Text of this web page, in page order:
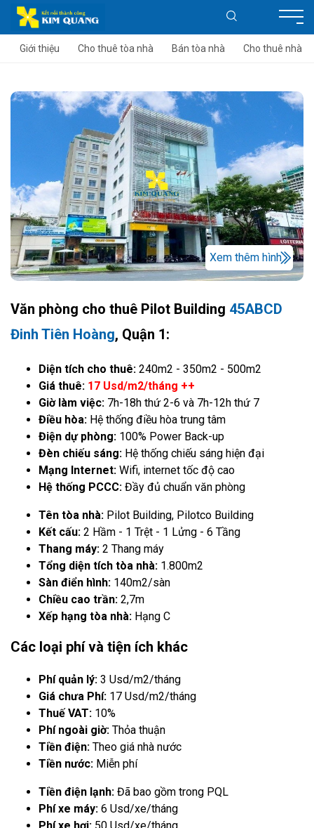
Giới thiệu Cho thuê tòa nhà Bán tòa nhà Cho thuê nhà
Xem thêm hình
Văn phòng cho thuê Pilot Building 45ABCD
Đinh Tiên Hoàng, Quận 1:
Diện tích cho thuê: 240m2 - 350m2 - 500m2
Giá thuê: 17 Usd/m2/tháng ++
Giờ làm việc: 7h-18h thứ 2-6 và 7h-12h thứ 7
Điều hòa: Hệ thống điều hòa trung tâm
Điện dự phòng: 100% Power Back-up
Đèn chiếu sáng: Hệ thống chiếu sáng hiện đại
Mạng Internet: Wifi, internet tốc độ cao
Hệ thống PCCC: Đầy đủ chuẩn văn phòng
Tên tòa nhà: Pilot Building, Pilotco Building
Kết cấu: 2 Hầm - 1 Trệt - 1 Lửng - 6 Tầng
Thang máy: 2 Thang máy
Tổng diện tích tòa nhà: 1.800m2
Sàn điển hình: 140m2/sàn
Chiều cao trần: 2,7m
Xếp hạng tòa nhà: Hạng C
Các loại phí và tiện ích khác
Phí quản lý: 3 Usd/m2/tháng
Giá chưa Phí: 17 Usd/m2/tháng
Thuế VAT: 10%
Phí ngoài giờ: Thỏa thuận
Tiền điện: Theo giá nhà nước
Tiền nước: Miễn phí
Tiền điện lạnh: Đã bao gồm trong PQL
Phí xe máy: 6 Usd/xe/tháng